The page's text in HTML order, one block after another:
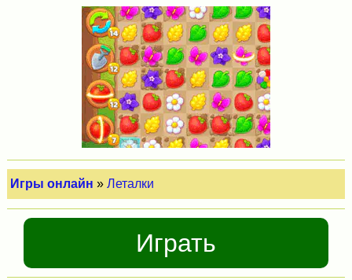
Игры онлайн »Леталки
Играть